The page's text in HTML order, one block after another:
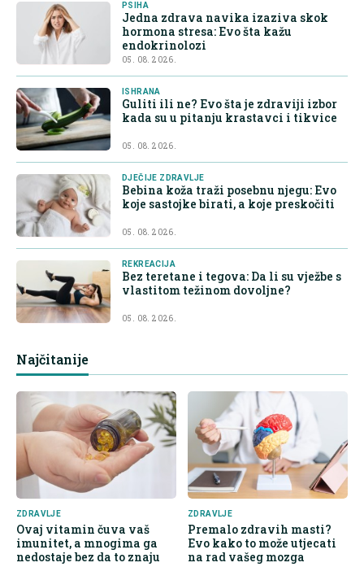
PSIHA
Jedna zdrava navika izaziva skok
hormona stresa: Evo šta kažu
endokrinolozi
05. 08. 2026.
ISHRANA
Guliti ili ne? Evo šta je zdraviji izbor
kada su u pitanju krastavci i tikvice
05. 08. 2026.
DJEČIJE ZDRAVLJE
Bebina koža traži posebnu njegu: Evo
koje sastojke birati, a koje preskočiti
05. 08. 2026.
REKREACIJA
Bez teretane i tegova: Da li su vježbe s
vlastitom težinom dovoljne?
05. 08. 2026.
Najčitanije
ZDRAVLJE
Ovaj vitamin čuva vaš
imunitet, a mnogima ga
nedostaje bez da to znaju
ZDRAVLJE
Premalo zdravih masti?
Evo kako to može utjecati
na rad vašeg mozga